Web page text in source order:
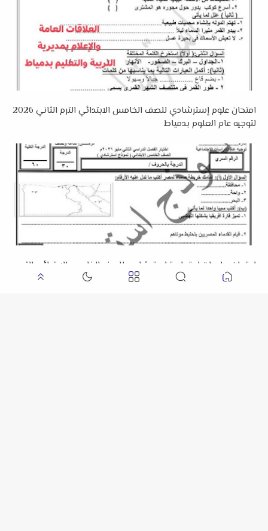
امتحان علوم إسترشادي للصف الخامس الابتدائي الترم الثاني 2026
لتوجيه عام العلوم بدمياط
امتحان دراسات اجتماعية إسترشادي للصف الخامس الابتدائي الترم